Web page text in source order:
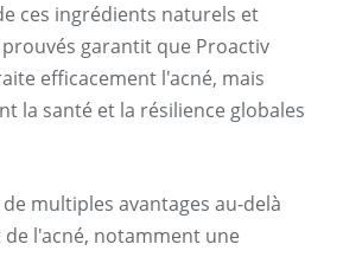
ces ingrédients naturels et
garantit que Proactiv
efficacement l'acné, mais
la santé et la résilience globales
multiples avantages au-delà
l'acné, notamment une